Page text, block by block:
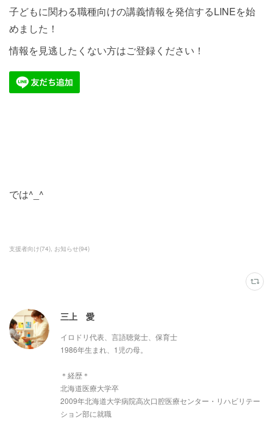
子どもに関わる職種向けの講義情報を発信するLINEを始
めました！
情報を見逃したくない方はご登録ください！
では^_^
支援者向け(74) お知らせ(94)
三上 愛
イロドリ代表、言語聴覚士、保育士
1986年生まれ、1児の母。
＊経歴＊
北海道医療大学卒
2009年北海道大学病院高次口腔医療センター・リハビリテー
ション部に就職